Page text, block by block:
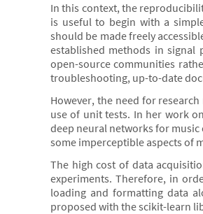
In this context, the
is useful to begin with a
should be made freely
established methods in signal
open-source communities
troubleshooting, up-to-date
However, the need for
use of unit tests. In her work
deep neural networks for music
some imperceptible aspects of
The high cost of data
experiments. Therefore, in
loading and formatting data
proposed with the scikit-learn